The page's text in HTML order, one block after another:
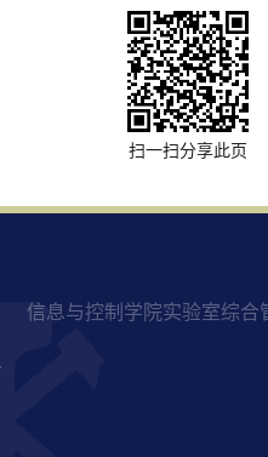
扫一扫分享此页
信息与控制学院实验室综合